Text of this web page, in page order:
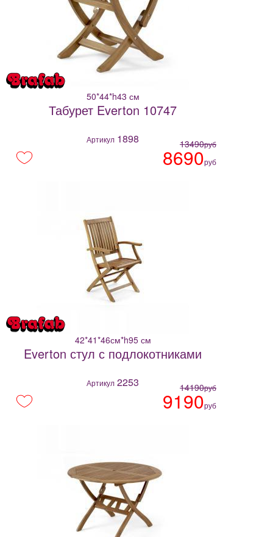
50*44*h43 см
Табурет Everton 10747
Артикул 1898 13490руб
8690руб
42*41*46см*h95 см
Everton стул с подлокотниками
Артикул 2253 14190руб
9190руб